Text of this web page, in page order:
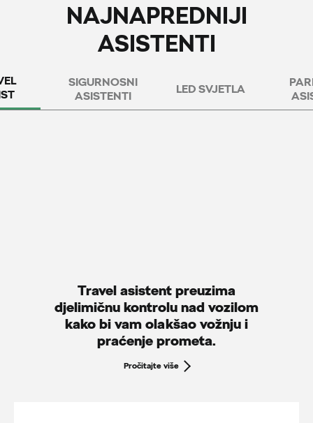
NAJNAPREDNIJI
ASISTENTI
SIGURNOSNI
ASISTENTI
LED SVJETLA
Travel asistent preuzima
djelimičnu kontrolu nad vozilom
kako bi vam olakšao vožnju i
praćenje prometa.
Pročitajte više